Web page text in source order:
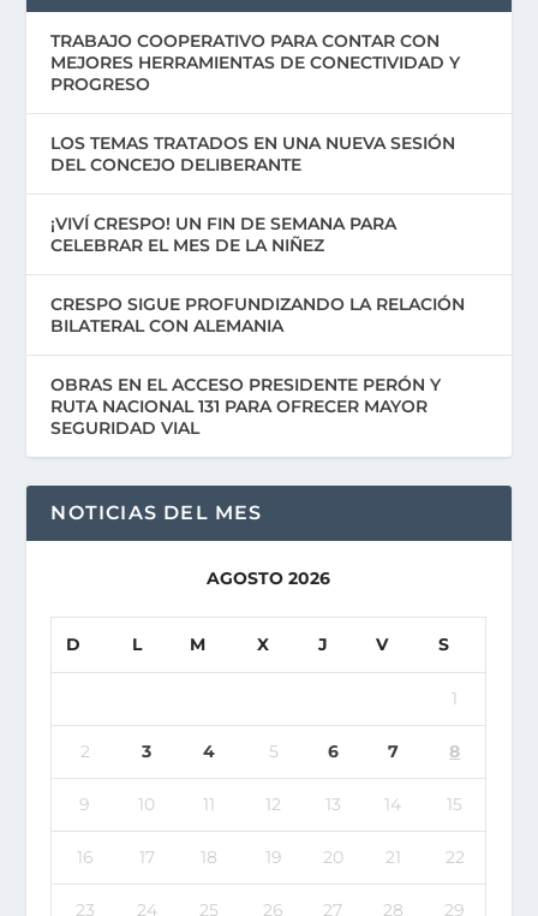
TRABAJO COOPERATIVO PARA CONTAR CON
MEJORES HERRAMIENTAS DE CONECTIVIDAD Y
PROGRESO
LOS TEMAS TRATADOS EN UNA NUEVA SESIÓN
DEL CONCEJO DELIBERANTE
¡VIVÍ CRESPO! UN FIN DE SEMANA PARA
CELEBRAR EL MES DE LA NIÑEZ
CRESPO SIGUE PROFUNDIZANDO LA RELACIÓN
BILATERAL CON ALEMANIA
OBRAS EN EL ACCESO PRESIDENTE PERÓN Y
RUTA NACIONAL 131 PARA OFRECER MAYOR
SEGURIDAD VIAL
NOTICIAS DEL MES
AGOSTO 2026
D L M X J V S
1
2 3 4 5 6 7 8
9 10 11 12 13 14 15
16 17 18 19 20 21 22
23 24 25 26 27 28 29